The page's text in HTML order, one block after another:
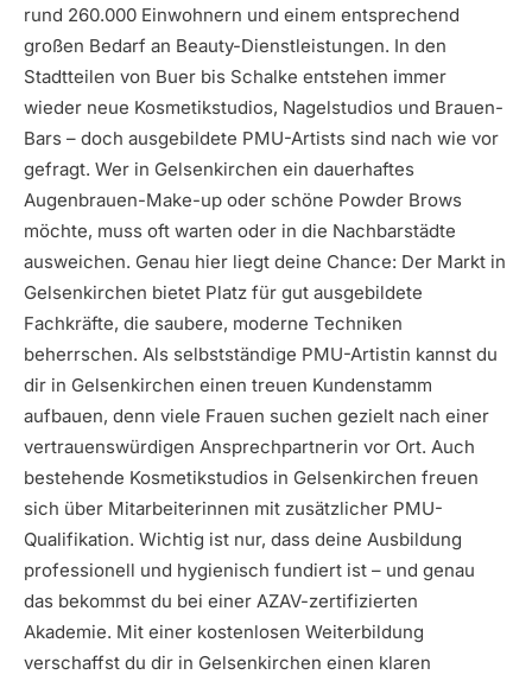
rund 260.000 Einwohnern und einem entsprechend
großen Bedarf an Beauty-Dienstleistungen. In den
Stadtteilen von Buer bis Schalke entstehen immer
wieder neue Kosmetikstudios, Nagelstudios und Brauen-
Bars – doch ausgebildete PMU-Artists sind nach wie vor
gefragt. Wer in Gelsenkirchen ein dauerhaftes
Augenbrauen-Make-up oder schöne Powder Brows
möchte, muss oft warten oder in die Nachbarstädte
ausweichen. Genau hier liegt deine Chance: Der Markt in
Gelsenkirchen bietet Platz für gut ausgebildete
Fachkräfte, die saubere, moderne Techniken
beherrschen. Als selbstständige PMU-Artistin kannst du
dir in Gelsenkirchen einen treuen Kundenstamm
aufbauen, denn viele Frauen suchen gezielt nach einer
vertrauenswürdigen Ansprechpartnerin vor Ort. Auch
bestehende Kosmetikstudios in Gelsenkirchen freuen
sich über Mitarbeiterinnen mit zusätzlicher PMU-
Qualifikation. Wichtig ist nur, dass deine Ausbildung
professionell und hygienisch fundiert ist – und genau
das bekommst du bei einer AZAV-zertifizierten
Akademie. Mit einer kostenlosen Weiterbildung
verschaffst du dir in Gelsenkirchen einen klaren